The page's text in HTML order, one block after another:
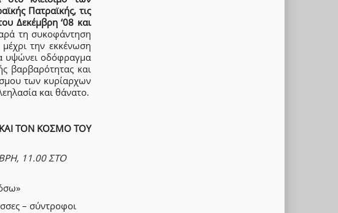
Πατραϊκής, τις
Δεκέμβρη ‘08 και
τη συκοφάντηση
την εκκένωση
υψώνει οδόφραγμα
βαρβαρότητας και
των κυρίαρχων
και θάνατο.
ΤΟΝ ΚΟΣΜΟ ΤΟΥ
11.00 ΣΤΟ
– σύντροφοι